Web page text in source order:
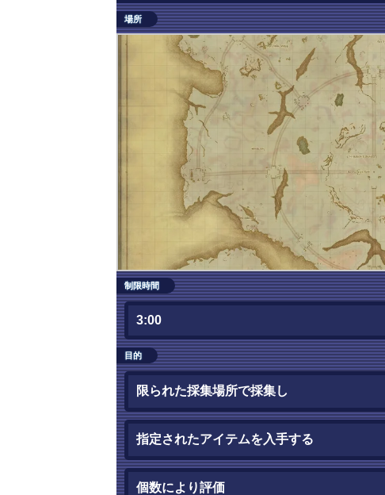
場所
制限時間
3:00
目的
限られた採集場所で採集し
指定されたアイテムを入手する
個数により評価